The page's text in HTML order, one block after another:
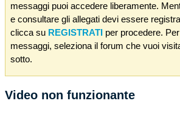
messaggi puoi accedere liberamente.
e consultare gli allegati devi essere
clicca su REGISTRATI per procedere.
messaggi, seleziona il forum che vuoi
sotto.
Video non funzionante